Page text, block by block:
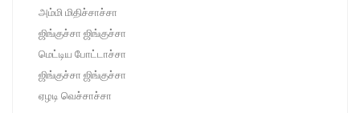
அம்மி மிதிச்சாச்சா
ஜிங்குச்சா ஜிங்குச்சா
மெட்டிய போட்டாச்சா
ஜிங்குச்சா ஜிங்குச்சா
ஏழடி வெச்சாச்சா